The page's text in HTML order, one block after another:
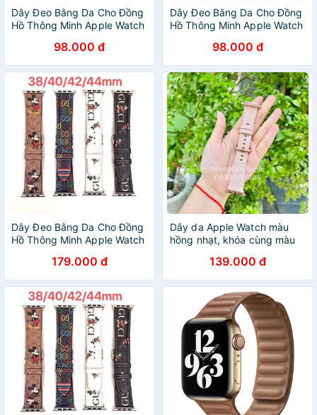
Dây Đeo Bằng Da Cho Đồng
Hồ Thông Minh Apple Watch
98.000 đ
Dây Đeo Bằng Da Cho Đồng
Hồ Thông Minh Apple Watch
98.000 đ
Dây Đeo Bằng Da Cho Đồng
Hồ Thông Minh Apple Watch
179.000 đ
Dây da Apple Watch màu
hồng nhạt, khóa cùng màu
139.000 đ